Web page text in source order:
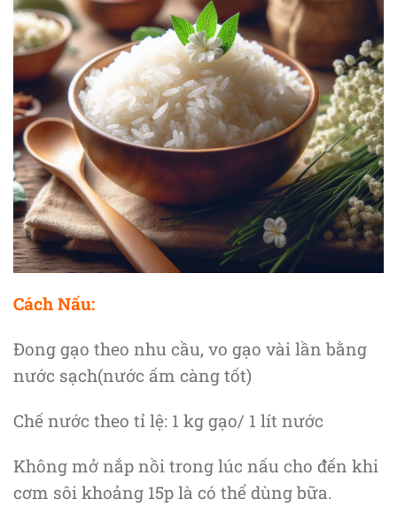
Cách Nấu:
Đong gạo theo nhu cầu, vo gạo vài lần bằng
nước sạch(nước ấm càng tốt)
Chế nước theo tỉ lệ: 1 kg gạo/ 1 lít nước
Không mở nắp nồi trong lúc nấu cho đến khi
cơm sôi khoảng 15p là có thể dùng bữa.